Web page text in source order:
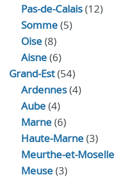
Pas-de-Calais(12)
Somme(5)
Oise(8)
Aisne(6)
Grand-Est(54)
Ardennes(4)
Aube(4)
Marne(6)
Haute-Marne(3)
Meurthe-et-Moselle
Meuse(3)